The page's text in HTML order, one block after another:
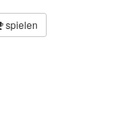
spielen